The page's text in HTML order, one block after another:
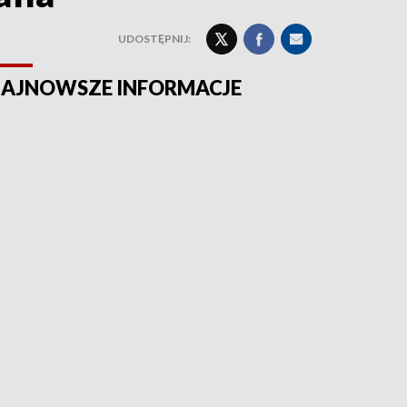
UDOSTĘPNIJ:
INFORMACJE